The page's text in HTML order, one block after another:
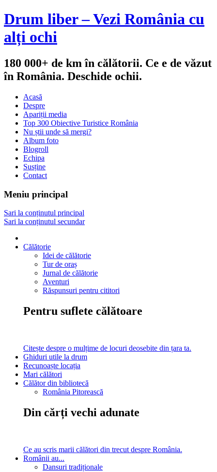
Drum liber – Vezi România cu
alți ochi
180 000+ de km în călătorii. Ce e de văzut
în România. Deschide ochii.
Acasă
Despre
Apariții media
Top 300 Obiective Turistice România
Nu știi unde să mergi?
Album foto
Blogroll
Echipa
Susține
Contact
Meniu principal
Sari la conținutul principal
Sari la conținutul secundar
Călătorie
Idei de călătorie
Tur de oraș
Jurnal de călătorie
Aventuri
Răspunsuri pentru cititori
Pentru suflete călătoare
Citește despre o mulțime de locuri deosebite din țara ta.
Ghiduri utile la drum
Recunoaște locația
Mari călători
Călător din bibliotecă
România Pitorească
Din cărți vechi adunate
Ce au scris marii călători din trecut despre România.
Românii au...
Dansuri tradiționale